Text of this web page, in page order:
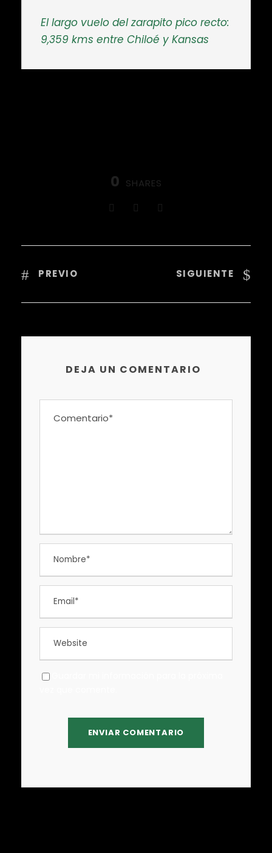
El largo vuelo del zarapito pico recto:
9,359 kms entre Chiloé y Kansas
0 SHARES
PREVIO SIGUIENTE
DEJA UN COMENTARIO